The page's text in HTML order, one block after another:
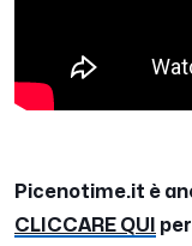
Picenotime.it è
CLICCARE QUI